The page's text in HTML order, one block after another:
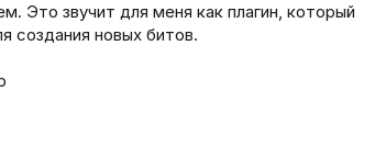
Это звучит для меня как плагин, который
создания новых битов.